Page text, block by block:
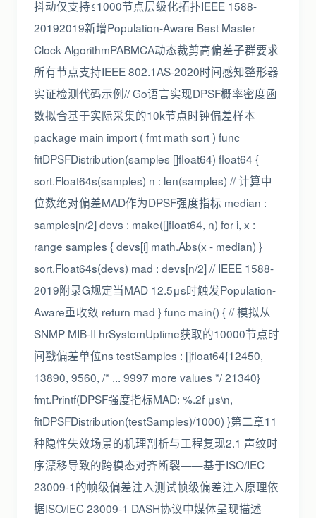
抖动仅支持≤1000节点层级化拓扑IEEE 1588-
20192019新增Population-Aware Best Master
Clock AlgorithmPABMCA动态裁剪高偏差子群要求
所有节点支持IEEE 802.1AS-2020时间感知整形器
实证检测代码示例// Go语言实现DPSF概率密度函
数拟合基于实际采集的10k节点时钟偏差样本
package main import ( fmt math sort ) func
fitDPSFDistribution(samples []float64) float64 {
sort.Float64s(samples) n : len(samples) // 计算中
位数绝对偏差MAD作为DPSF强度指标 median :
samples[n/2] devs : make([]float64, n) for i, x :
range samples { devs[i] math.Abs(x - median) }
sort.Float64s(devs) mad : devs[n/2] // IEEE 1588-
2019附录G规定当MAD 12.5μs时触发Population-
Aware重收敛 return mad } func main() { // 模拟从
SNMP MIB-II hrSystemUptime获取的10000节点时
间戳偏差单位ns testSamples : []float64{12450,
13890, 9560, /* ... 9997 more values */ 21340}
fmt.Printf(DPSF强度指标MAD: %.2f μs\n,
fitDPSFDistribution(testSamples)/1000) }第二章11
种隐性失效场景的机理剖析与工程复现2.1 声纹时
序漂移导致的跨模态对齐断裂——基于ISO/IEC
23009-1的帧级偏差注入测试帧级偏差注入原理依
据ISO/IEC 23009-1 DASH协议中媒体呈现描述